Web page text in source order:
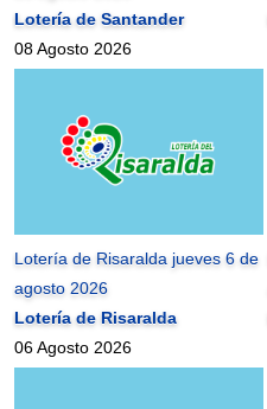
Lotería de Santander
08 Agosto 2026
Lotería de Risaralda jueves 6 de
agosto 2026
Lotería de Risaralda
06 Agosto 2026